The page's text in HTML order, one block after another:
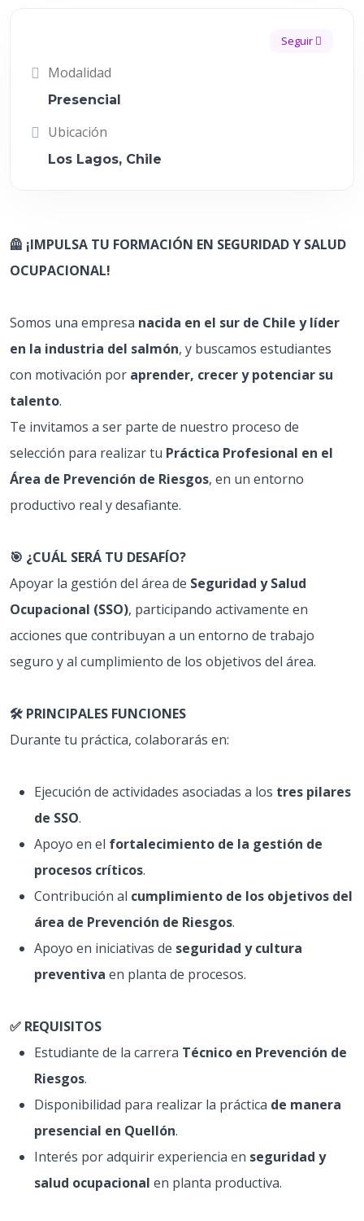
Seguir
Modalidad
Presencial
Ubicación
Los Lagos, Chile
🦺 ¡IMPULSA TU FORMACIÓN EN SEGURIDAD Y SALUD
OCUPACIONAL!
Somos una empresa nacida en el sur de Chile y líder
en la industria del salmón, y buscamos estudiantes
con motivación por aprender, crecer y potenciar su
talento.
Te invitamos a ser parte de nuestro proceso de
selección para realizar tu Práctica Profesional en el
Área de Prevención de Riesgos, en un entorno
productivo real y desafiante.
🎯 ¿CUÁL SERÁ TU DESAFÍO?
Apoyar la gestión del área de Seguridad y Salud
Ocupacional (SSO), participando activamente en
acciones que contribuyan a un entorno de trabajo
seguro y al cumplimiento de los objetivos del área.
🛠️ PRINCIPALES FUNCIONES
Durante tu práctica, colaborarás en:
Ejecución de actividades asociadas a los tres pilares
de SSO.
Apoyo en el fortalecimiento de la gestión de
procesos críticos.
Contribución al cumplimiento de los objetivos del
área de Prevención de Riesgos.
Apoyo en iniciativas de seguridad y cultura
preventiva en planta de procesos.
✅ REQUISITOS
Estudiante de la carrera Técnico en Prevención de
Riesgos.
Disponibilidad para realizar la práctica de manera
presencial en Quellón.
Interés por adquirir experiencia en seguridad y
salud ocupacional en planta productiva.